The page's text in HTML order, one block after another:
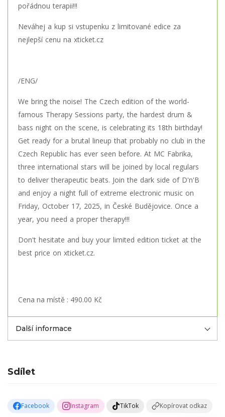
pořádnou terapii!!!
Neváhej a kup si vstupenku z limitované edice za
nejlepší cenu na xticket.cz
/ENG/
We bring the noise! The Czech edition of the world-
famous Therapy Sessions party, the hardest drum &
bass night on the scene, is celebrating its 18th birthday!
Get ready for a brutal lineup that probably no club in the
Czech Republic has ever seen before. At MC Fabrika,
three international stars will be joined by local regulars
to deliver therapeutic beats. Join the dark side of D'n'B
and enjoy a night full of extreme electronic music on
Friday, October 17, 2025, in České Budějovice. Once a
year, you need a proper therapy!!!
Don't hesitate and buy your limited edition ticket at the
best price on xticket.cz.
Cena na místě : 490.00 Kč
Další informace
Sdílet
Facebook Instagram TikTok Kopírovat odkaz